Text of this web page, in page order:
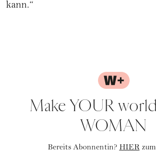
kann.“
Make YOUR
WOMAN
Bereits Abonnentin?HIER